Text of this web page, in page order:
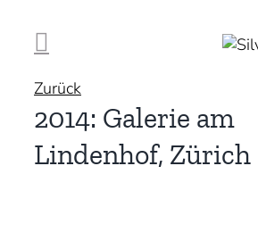
Inhalt
springen
Zurück
2014: Galerie am
Lindenhof, Zürich